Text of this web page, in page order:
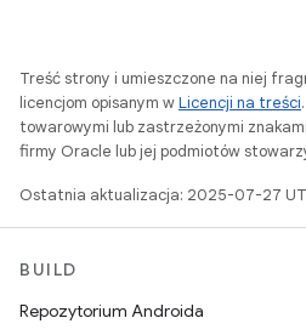
Treść strony i umieszczone na niej
licencjom opisanym wLicencji na treści
towarowymi lub zastrzeżonymi
firmy Oracle lub jej podmiotów
Ostatnia aktualizacja: 2025-07-27
BUILD
Repozytorium Androida